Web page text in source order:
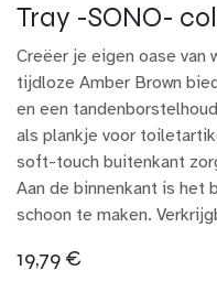
Tray -SONO-
Creëer je eigen oase van
tijdloze Amber Brown
en een
als plankje voor
soft-touch buitenkant
Aan de binnenkant is het
schoon te maken.
19,79€